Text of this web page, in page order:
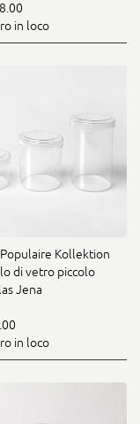
in loco
Kollektion
di vetro piccolo
Jena
in loco